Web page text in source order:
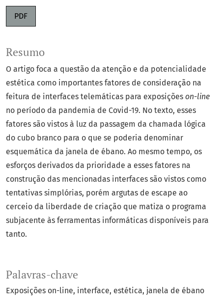
PDF
Palavras-chave
Exposições on-line interface estética janela de ébano
Resumo
O artigo foca a questão da atenção e da potencialidade
estética como importantes fatores de consideração na
feitura de interfaces telemáticas para exposições on-line
no período da pandemia de Covid-19. No texto, esses
fatores são vistos à luz da passagem da chamada lógica
do cubo branco para o que se poderia denominar
esquemática da janela de ébano. Ao mesmo tempo, os
esforços derivados da prioridade a esses fatores na
construção das mencionadas interfaces são vistos como
tentativas simplórias, porém argutas de escape ao
cerceio da liberdade de criação que matiza o programa
subjacente às ferramentas informáticas disponíveis para
tanto.